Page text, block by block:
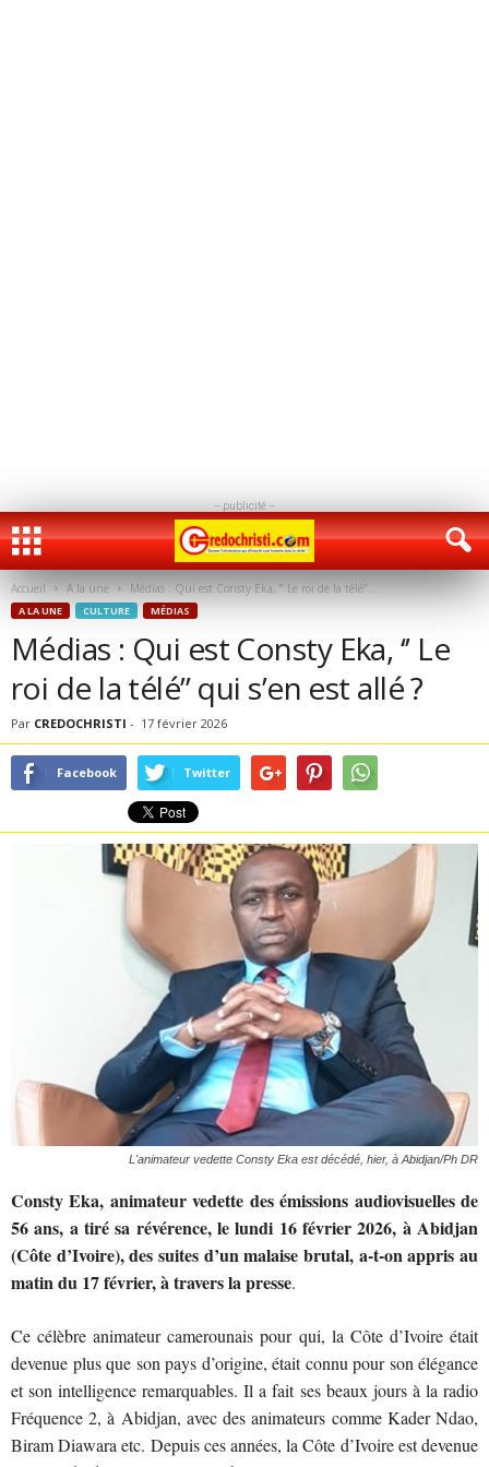
-- publicité --
Accueil A la une Médias : Qui est Consty Eka, ‘’ Le roi de la télé’’...
A LA UNE CULTURE MÉDIAS
Médias : Qui est Consty Eka, ‘’ Le
roi de la télé’’ qui s’en est allé ?
Par CREDOCHRISTI - 17 février 2026
Facebook Twitter
L'animateur vedette Consty Eka est décédé, hier, à Abidjan/Ph DR
Consty Eka, animateur vedette des émissions audiovisuelles de
56 ans, a tiré sa révérence, le lundi 16 février 2026, à Abidjan
(Côte d’Ivoire), des suites d’un malaise brutal, a-t-on appris au
matin du 17 février, à travers la presse.
Ce célèbre animateur camerounais pour qui, la Côte d’Ivoire était
devenue plus que son pays d’origine, était connu pour son élégance
et son intelligence remarquables. Il a fait ses beaux jours à la radio
Fréquence 2, à Abidjan, avec des animateurs comme Kader Ndao,
Biram Diawara etc. Depuis ces années, la Côte d’Ivoire est devenue